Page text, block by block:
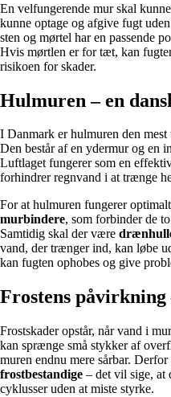
En velfungerende mur skal
kunne optage og afgive fugt
sten og mørtel har en passende
Hvis mørtlen er for tæt, kan
risikoen for skader.
Hulmuren – en
I Danmark er hulmuren den
Den består af en ydermur og en
Luftlaget fungerer som en
forhindrer regnvand i at trænge
For at hulmuren fungerer
murbindere, som forbinder de
Samtidig skal der være
vand, der trænger ind, kan løbe
kan fugten ophobes og give
Frostens
Frostskader opstår, når vand i
kan sprænge små stykker af
muren endnu mere sårbar.
frostbestandige – det vil sige, at
cyklusser uden at miste styrke.